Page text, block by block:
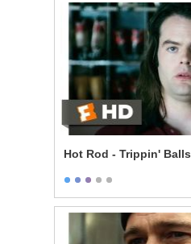
Hot Rod - Trippin' Balls